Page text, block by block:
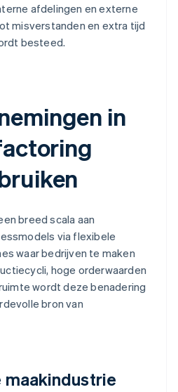
afdelingen en externe
misverstanden en extra tijd
besteed.
in
breed scala aan
via flexibele
waar bedrijven te maken
hoge orderwaarden
wordt deze benadering
bron van
maakindustrie